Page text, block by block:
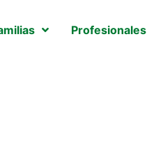
Profesionales